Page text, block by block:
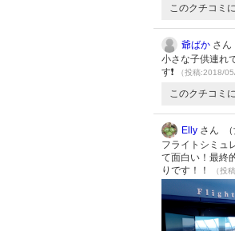
このクチコミに
爺ばか さん
小さな子供連れ
す❗
（投稿:2018/
このクチコミに
Elly さん （
フライトシミュ
て面白い！最終
りです！！
（投